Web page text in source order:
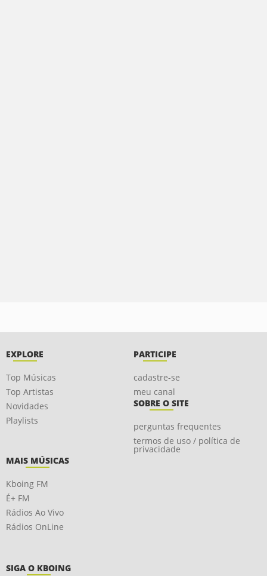
EXPLORE
Top Músicas
Top Artistas
Novidades
Playlists
PARTICIPE
cadastre-se
meu canal
SOBRE O SITE
perguntas frequentes
termos de uso / política de
privacidade
MAIS MÚSICAS
Kboing FM
É+ FM
Rádios Ao Vivo
Rádios OnLine
SIGA O KBOING